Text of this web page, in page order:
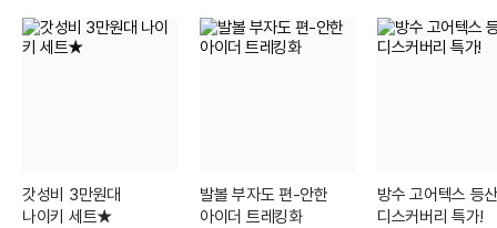
갓성비 3만원대
나이키 세트★
발볼 부자도 편-안한
아이더 트레킹화
방수 고어텍스 등
디스커버리 특가!